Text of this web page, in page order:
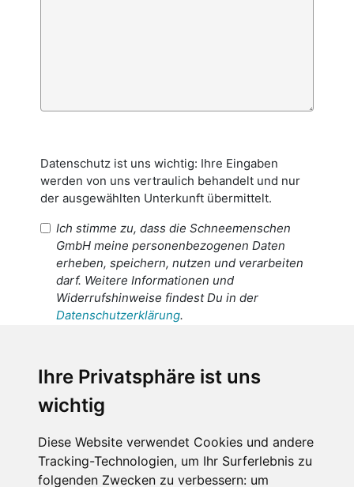
Ihre Privatsphäre ist uns
wichtig
Diese Website verwendet Cookies und andere
Tracking-Technologien, um Ihr Surferlebnis zu
folgenden Zwecken zu verbessern: um
Datenschutz ist uns wichtig: Ihre Eingaben
werden von uns vertraulich behandelt und nur
der ausgewählten Unterkunft übermittelt.
Ich stimme zu, dass die Schneemenschen
GmbH meine personenbezogenen Daten
erheben, speichern, nutzen und verarbeiten
darf. Weitere Informationen und
Widerrufshinweise findest Du in der
Datenschutzerklärung.
personenbezogenen Daten an den
Empfänger dieser Nachricht weitergeleitet
werden dürfen. Weitere Informationen und
Widerrufshinweise findest Du in der
Datenschutzerklärung.